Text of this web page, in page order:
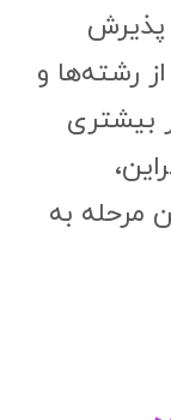
پذیرش
رشته‌ها و
بیشتری
مرحله به